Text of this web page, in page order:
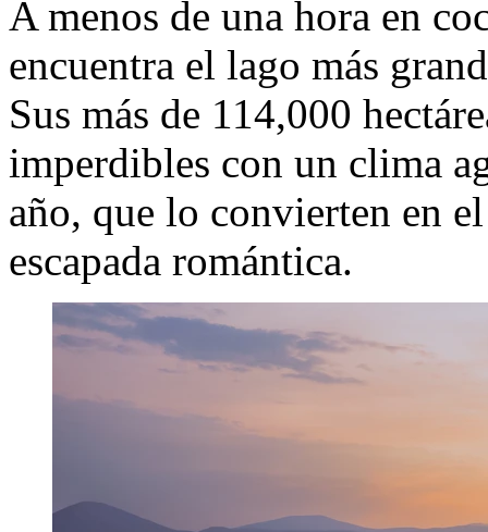
A menos de una hora en
encuentra el lago más
Sus más de 114,000
imperdibles con un clima
año, que lo convierten en
escapada romántica.